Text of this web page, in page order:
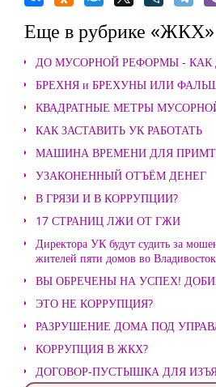
Еще в рубрике «ЖКХ»
ДО МУСОРНОЙ РЕФОРМЫ -
БРЕХНЯ и БРЕХУНЫ ИЛИ
КВАДРАТНЫЕ МЕТРЫ
КАК ЗАСТАВИТЬ УК РАБОТАТЬ
МАШИНА ВРЕМЕНИ ДЛЯ
УЗАКОНЕННЫЙ ОТЪЁМ ДЕНЕГ
В ГРЯЗИ И В КОРРУПЦИИ?
17 СТРАНИЦ ЛЖИ ОТ ГЖИ
Директора УК будут судить за
жителей пяти домов во
ВЫ ОБРЕЧЕНЫ НА УСПЕХ!
ЭТО НЕ КОРРУПЦИЯ?
РАЗРУШЕНИЕ ДОМА ПОД
КОРРУПЦИЯ В ЖКХ?
ДОГОВОР-ПУСТЫШКА ДЛЯ